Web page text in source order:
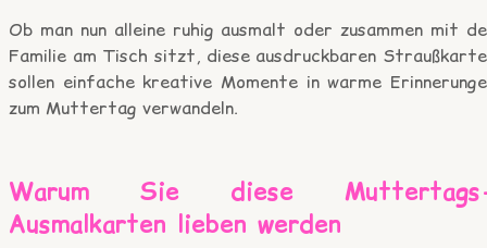
Ob man nun alleine ruhig ausmalt oder zusammen mit
Familie am Tisch sitzt, diese ausdruckbaren
sollen einfache kreative Momente in warme
zum Muttertag verwandeln.
Warum Sie diese
Ausmalkarten lieben werden